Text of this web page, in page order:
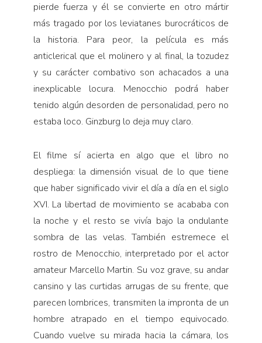
pierde fuerza y él se convierte en otro mártir
más tragado por los leviatanes burocráticos de
la historia. Para peor, la película es más
anticlerical que el molinero y al final, la tozudez
y su carácter combativo son achacados a una
inexplicable locura. Menocchio podrá haber
tenido algún desorden de personalidad, pero no
estaba loco. Ginzburg lo deja muy claro.
El filme sí acierta en algo que el libro no
despliega: la dimensión visual de lo que tiene
que haber significado vivir el día a día en el siglo
XVI. La libertad de movimiento se acababa con
la noche y el resto se vivía bajo la ondulante
sombra de las velas. También estremece el
rostro de Menocchio, interpretado por el actor
amateur Marcello Martin. Su voz grave, su andar
cansino y las curtidas arrugas de su frente, que
parecen lombrices, transmiten la impronta de un
hombre atrapado en el tiempo equivocado.
Cuando vuelve su mirada hacia la cámara, los